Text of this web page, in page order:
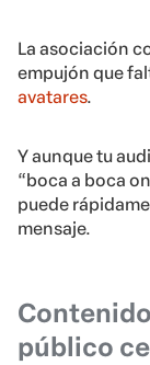
La asociación
empujón que
avatares.
Y aunque tu
“boca a boca
puede
mensaje.
público